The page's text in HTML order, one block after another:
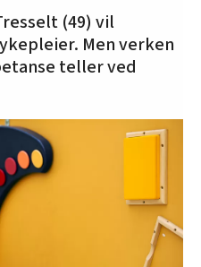
(49) vil
Men verken
teller ved